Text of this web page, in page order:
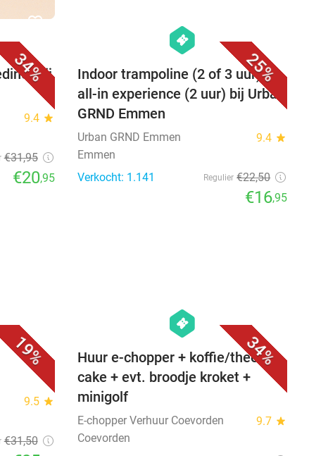
34%
favorite_border
bij
9.4 star
€31,95
€20,95
25%
hexagon
events
Indoor trampoline (2 of 3 uur) of
all-in experience (2 uur) bij Urban
GRND Emmen
Urban GRND Emmen 9.4 star
Emmen
Verkocht: 1.141
Regulier €22,50
€16,95
19%
9.5 star
€31,50
34%
hexagon
events
Huur e-chopper + koffie/thee +
cake + evt. broodje kroket +
minigolf
E-chopper Verhuur Coevorden 9.7 star
Coevorden